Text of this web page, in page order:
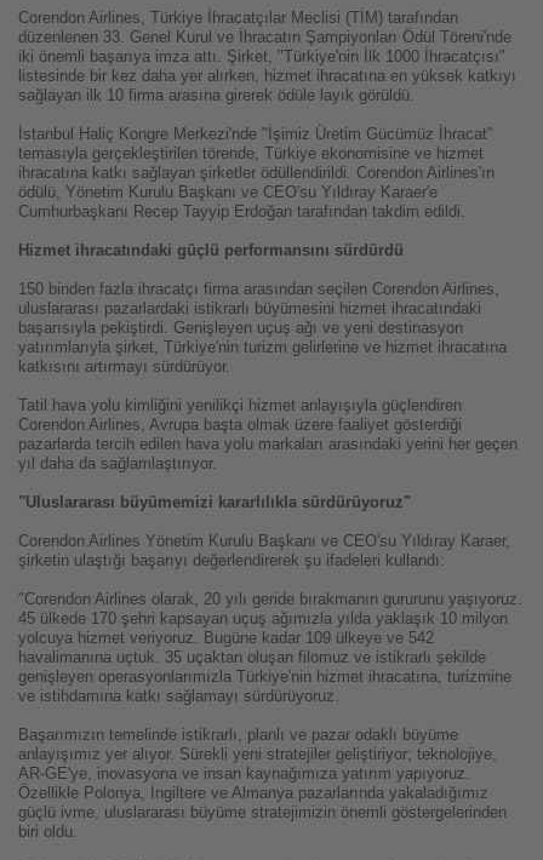
Corendon Airlines, Türkiye İhracatçılar Meclisi (TİM) tarafından
düzenlenen 33. Genel Kurul ve İhracatın Şampiyonları Ödül Töreni'nde
iki önemli başarıya imza attı. Şirket, "Türkiye'nin İlk 1000 İhracatçısı"
listesinde bir kez daha yer alırken, hizmet ihracatına en yüksek katkıyı
sağlayan ilk 10 firma arasına girerek ödüle layık görüldü.
İstanbul Haliç Kongre Merkezi'nde "İşimiz Üretim Gücümüz İhracat"
temasıyla gerçekleştirilen törende, Türkiye ekonomisine ve hizmet
ihracatına katkı sağlayan şirketler ödüllendirildi. Corendon Airlines'ın
ödülü, Yönetim Kurulu Başkanı ve CEO'su Yıldıray Karaer'e
Cumhurbaşkanı Recep Tayyip Erdoğan tarafından takdim edildi.
Hizmet ihracatındaki güçlü performansını sürdürdü
150 binden fazla ihracatçı firma arasından seçilen Corendon Airlines,
uluslararası pazarlardaki istikrarlı büyümesini hizmet ihracatındaki
başarısıyla pekiştirdi. Genişleyen uçuş ağı ve yeni destinasyon
yatırımlarıyla şirket, Türkiye'nin turizm gelirlerine ve hizmet ihracatına
katkısını artırmayı sürdürüyor.
Tatil hava yolu kimliğini yenilikçi hizmet anlayışıyla güçlendiren
Corendon Airlines, Avrupa başta olmak üzere faaliyet gösterdiği
pazarlarda tercih edilen hava yolu markaları arasındaki yerini her geçen
yıl daha da sağlamlaştırıyor.
"Uluslararası büyümemizi kararlılıkla sürdürüyoruz"
Corendon Airlines Yönetim Kurulu Başkanı ve CEO'su Yıldıray Karaer,
şirketin ulaştığı başarıyı değerlendirerek şu ifadeleri kullandı:
"Corendon Airlines olarak, 20 yılı geride bırakmanın gururunu yaşıyoruz.
45 ülkede 170 şehri kapsayan uçuş ağımızla yılda yaklaşık 10 milyon
yolcuya hizmet veriyoruz. Bugüne kadar 109 ülkeye ve 542
havalimanına uçtuk. 35 uçaktan oluşan filomuz ve istikrarlı şekilde
genişleyen operasyonlarımızla Türkiye'nin hizmet ihracatına, turizmine
ve istihdamına katkı sağlamayı sürdürüyoruz.
Başarımızın temelinde istikrarlı, planlı ve pazar odaklı büyüme
anlayışımız yer alıyor. Sürekli yeni stratejiler geliştiriyor; teknolojiye,
AR-GE'ye, inovasyona ve insan kaynağımıza yatırım yapıyoruz.
Özellikle Polonya, İngiltere ve Almanya pazarlarında yakaladığımız
güçlü ivme, uluslararası büyüme stratejimizin önemli göstergelerinden
biri oldu.